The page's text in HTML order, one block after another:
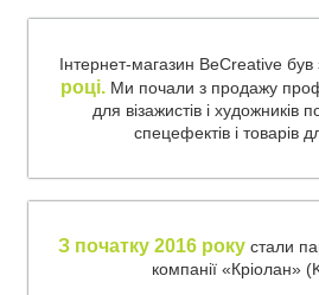
Інтернет-магазин BeCreative був
році. Ми почали з продажу
для візажистів і художників
спецефектів і товарів
З початку 2016 року стали
компанії «Кріолан»